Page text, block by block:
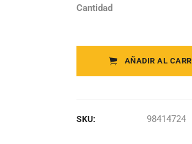
Cantidad
AÑADIR AL
SKU: 98414724